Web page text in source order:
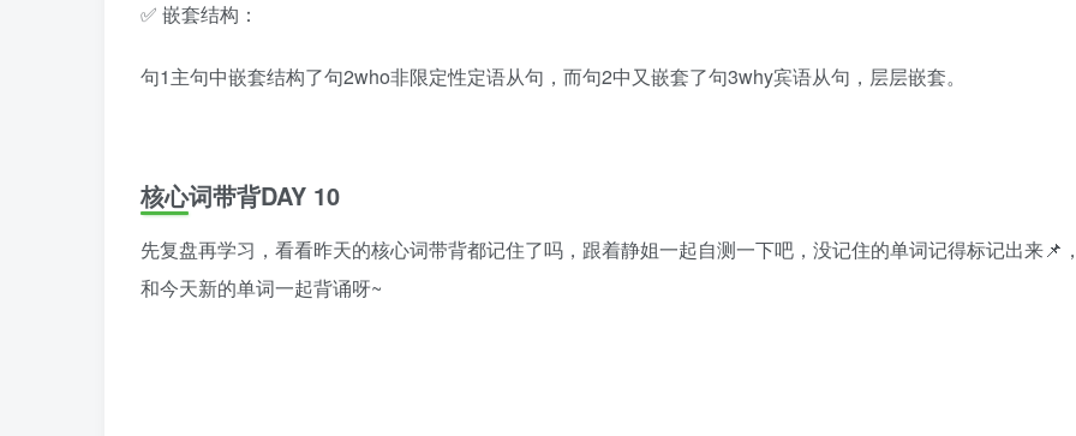
✅ 嵌套结构：
句1主句中嵌套结构了句2who非限定性定语从句，而句2中又嵌套了句3why宾语从句，层层嵌套。
核心词带背DAY 10
先复盘再学习，看看昨天的核心词带背都记住了吗，跟着静姐一起自测一下吧，没记住的单词记得标记出来📌
和今天新的单词一起背诵呀~